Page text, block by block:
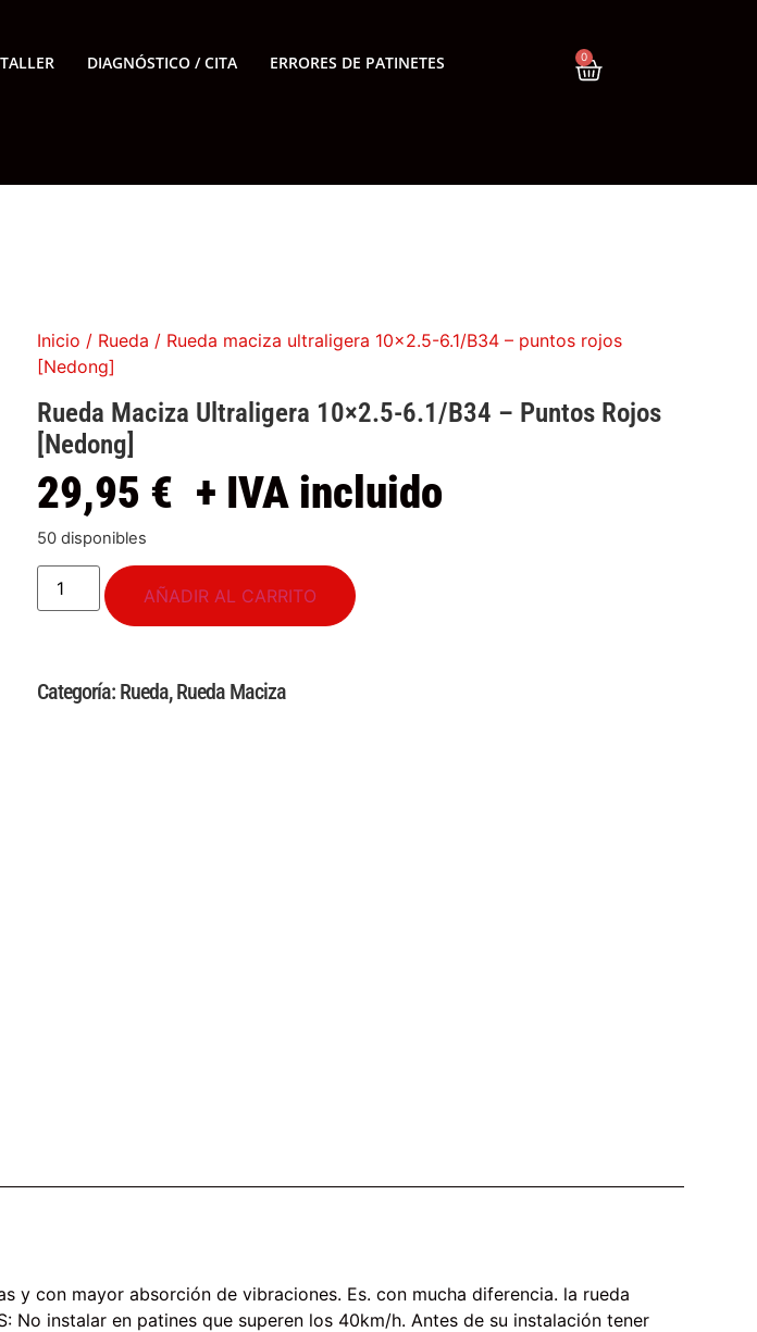
TALLER DIAGNÓSTICO / CITA ERRORES DE PATINETES 0
Inicio / Rueda / Rueda maciza ultraligera 10×2.5-6.1/B34 – puntos rojos
[Nedong]
Rueda Maciza Ultraligera 10×2.5-6.1/B34 – Puntos Rojos
[Nedong]
29,95 € + IVA incluido
50 disponibles
AÑADIR AL CARRITO
Categoría: Rueda,Rueda Maciza
y con mayor absorción de vibraciones. Es. con mucha diferencia. la rueda
No instalar en patines que superen los 40km/h. Antes de su instalación tener